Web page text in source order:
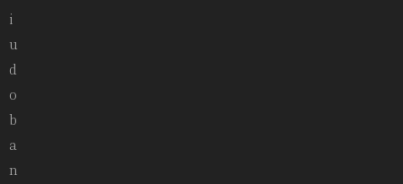
i
u
d
o
b
a
n